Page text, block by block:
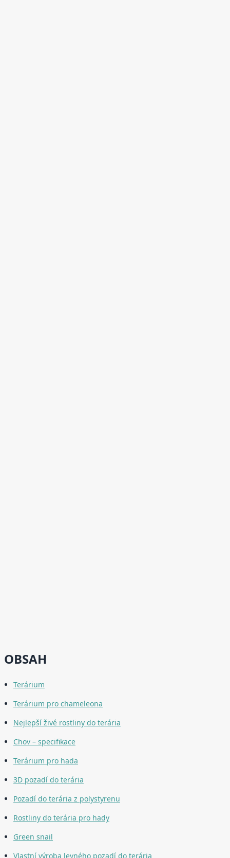
OBSAH
Terárium
Terárium pro chameleona
Nejlepší živé rostliny do terária
Chov – specifikace
Terárium pro hada
3D pozadí do terária
Pozadí do terária z polystyrenu
Rostliny do terária pro hady
Green snail
Vlastní výroba levného pozadí do terária